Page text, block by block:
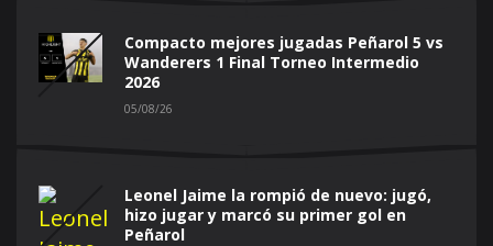
Compacto mejores jugadas Peñarol 5 vs
Wanderers 1 Final Torneo Intermedio
2026
05/08/26
Leonel Jaime la rompió de nuevo: jugó,
hizo jugar y marcó su primer gol en
Peñarol